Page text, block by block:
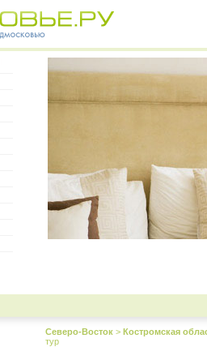
Северо-Восток > Костромская
тур